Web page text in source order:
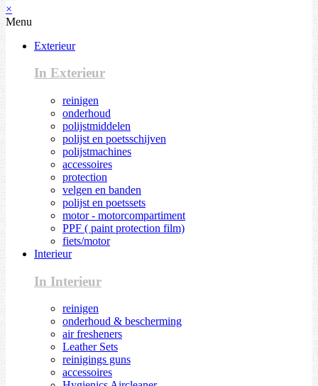
×
Menu
Exterieur
In Exterieur
reinigen
onderhoud
polijstmiddelen
polijst en poetsschijven
polijstmachines
accessoires
protection
velgen en banden
polijst en poetssets
motor - motorcompartiment
PPF ( paint protection film)
fiets/motor
Interieur
In Interieur
reinigen
onderhoud & bescherming
air fresheners
Leather Sets
reinigings guns
accessoires